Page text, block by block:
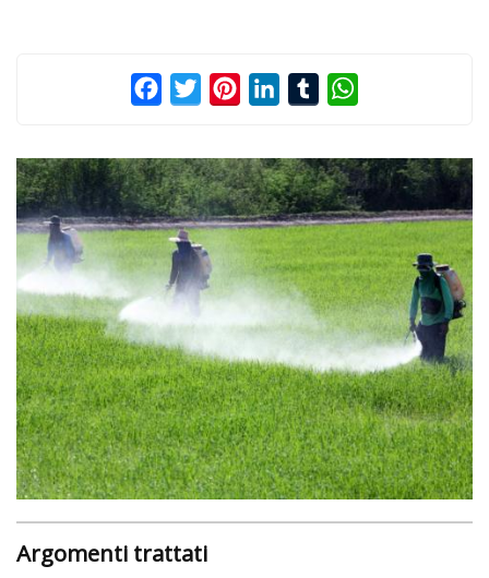
FacebookTwitterPinterestLinkedInTumblr
Argomenti trattati